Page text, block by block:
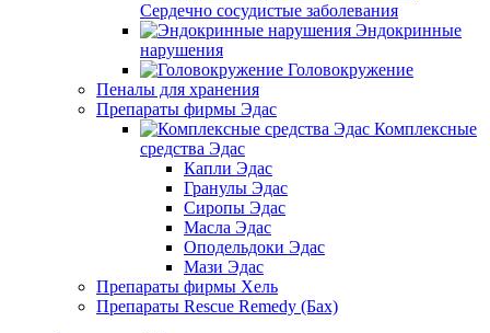
Сердечно сосудистые заболевания
Эндокринные
нарушения
Головокружение
Пеналы для хранения
Препараты фирмы Эдас
Комплексные
средства Эдас
Капли Эдас
Гранулы Эдас
Сиропы Эдас
Масла Эдас
Оподельдоки Эдас
Мази Эдас
Препараты фирмы Хель
Препараты Rescue Remedy (Бах)